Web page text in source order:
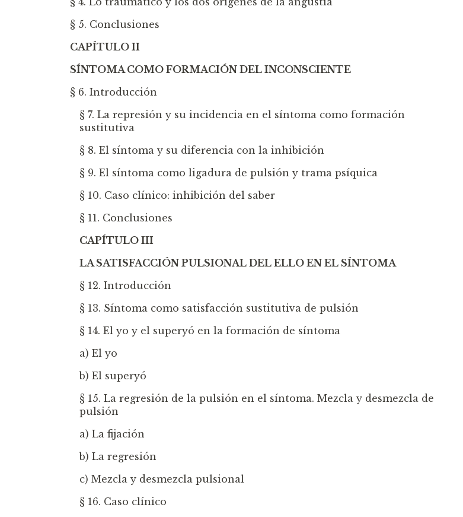
§ 5. Conclusiones
CAPÍTULO II
SÍNTOMA COMO FORMACIÓN DEL INCONSCIENTE
§ 6. Introducción
§ 7. La represión y su incidencia en el síntoma como formación
sustitutiva
§ 8. El síntoma y su diferencia con la inhibición
§ 9. El síntoma como ligadura de pulsión y trama psíquica
§ 10. Caso clínico: inhibición del saber
§ 11. Conclusiones
CAPÍTULO III
LA SATISFACCIÓN PULSIONAL DEL ELLO EN EL SÍNTOMA
§ 12. Introducción
§ 13. Síntoma como satisfacción sustitutiva de pulsión
§ 14. El yo y el superyó en la formación de síntoma
a) El yo
b) El superyó
§ 15. La regresión de la pulsión en el síntoma. Mezcla y desmezcla de
pulsión
a) La fijación
b) La regresión
c) Mezcla y desmezcla pulsional
§ 16. Caso clínico